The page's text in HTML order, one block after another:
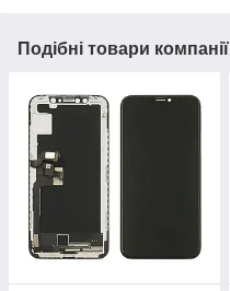
Подібні товари компанії